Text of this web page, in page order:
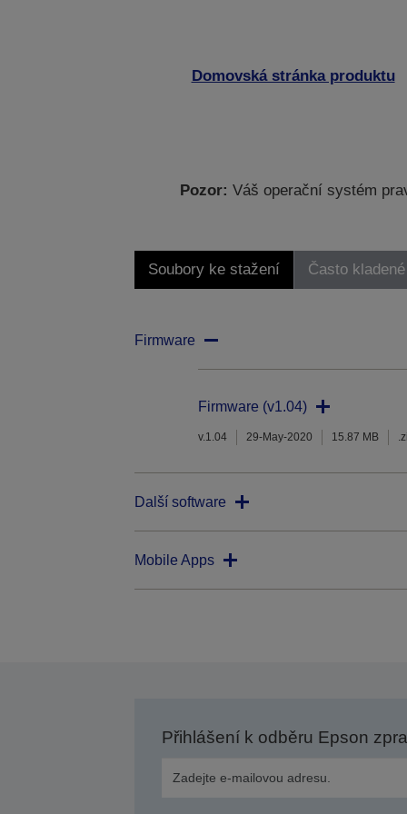
Domovská stránka produktu
Pozor: Váš operační systém
Soubory ke stažení Často
Firmware
Firmware (v1.04)
v.1.04 29-May-2020 15.87 MB
Další software
Mobile Apps
Přihlášení k odběru Epson